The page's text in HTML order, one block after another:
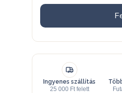
Ingyenes szállítás
25 000 Ft felett